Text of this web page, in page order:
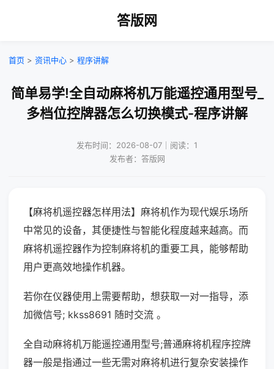
答版网
首页 > 资讯中心 > 程序讲解
简单易学!全自动麻将机万能遥控通用型号_
多档位控牌器怎么切换模式-程序讲解
发布时间：2026-08-07｜阅读：1
发布者：答版网
【麻将机遥控器怎样用法】麻将机作为现代娱乐场所
中常见的设备，其便捷性与智能化程度越来越高。而
麻将机遥控器作为控制麻将机的重要工具，能够帮助
用户更高效地操作机器。
若你在仪器使用上需要帮助，想获取一对一指导，添
加微信号; kkss8691 随时交流 。
全自动麻将机万能遥控通用型号;普通麻将机程序控牌
器一般是指通过一些无需对麻将机进行复杂安装操作